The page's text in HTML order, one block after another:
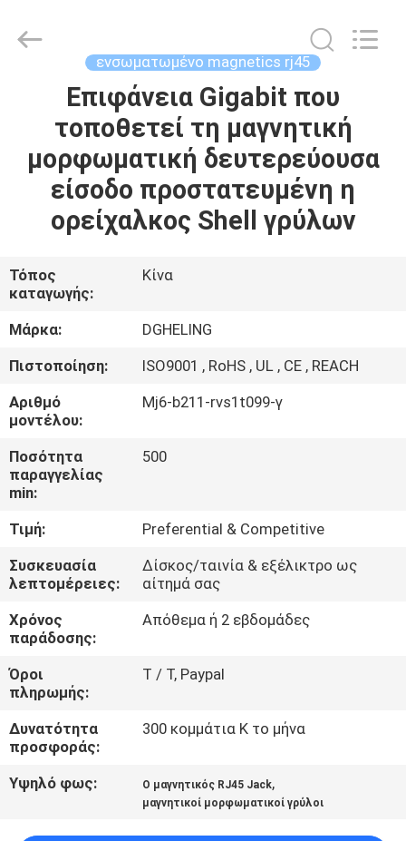
ΠΡΟΪΌΝΤΑ
ΠΕΡΊΠΟΥ
ΕΜΕΊΣ
ΓΎΡΟΣ
ΕΡΓΟΣΤΑΣΊΩΝ
ΠΟΙΟΤΙΚΌΣ
ΈΛΕΓΧΟΣ
ΜΑΣ
ΣΕ
ΕΠΑΦΉ
ΖΗΤΉΣΤΕ
ΈΝΑ
ΑΠΌΣΠΑΣΜΑ
SITEMAP
Rights
ενσωματωμένο magnetics rj45
Επιφάνεια Gigabit που
τοποθετεί τη μαγνητική
μορφωματική δευτερεύουσα
είσοδο προστατευμένη η
ορείχαλκος Shell γρύλων
Τόπος
καταγωγής:
Κίνα
Μάρκα:
DGHELING
Πιστοποίηση:
ISO9001 , RoHS , UL , CE , REACH
Αριθμό
μοντέλου:
Mj6-b211-rvs1t099-γ
Ποσότητα
παραγγελίας
min:
500
Τιμή:
Preferential & Competitive
Συσκευασία
λεπτομέρειες:
Δίσκος/ταινία & εξέλικτρο ως
αίτημά σας
Χρόνος
παράδοσης:
Απόθεμα ή 2 εβδομάδες
Όροι
πληρωμής:
T / Τ, Paypal
Δυνατότητα
προσφοράς:
300 κομμάτια Κ το μήνα
Υψηλό φως: Ο μαγνητικός RJ45 Jack,
μαγνητικοί μορφωματικοί γρύλοι